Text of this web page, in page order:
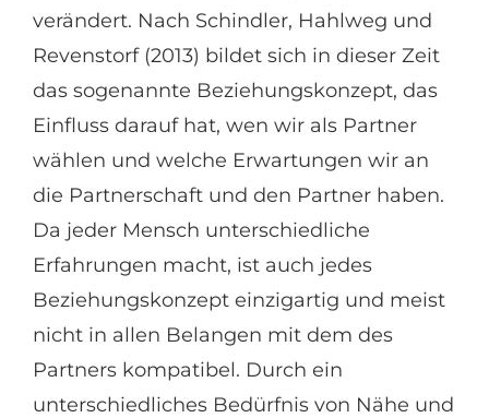
verändert. Nach Schindler, Hahlweg und
Revenstorf (2013) bildet sich in dieser Zeit
das sogenannte Beziehungskonzept, das
Einfluss darauf hat, wen wir als Partner
wählen und welche Erwartungen wir an
die Partnerschaft und den Partner haben.
Da jeder Mensch unterschiedliche
Erfahrungen macht, ist auch jedes
Beziehungskonzept einzigartig und meist
nicht in allen Belangen mit dem des
Partners kompatibel. Durch ein
unterschiedliches Bedürfnis von Nähe und